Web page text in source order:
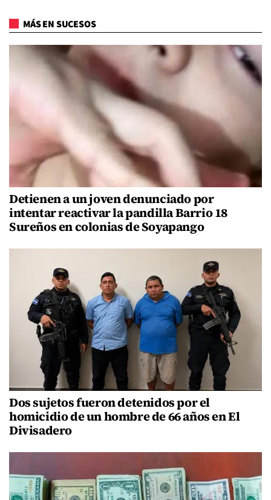
MÁS EN SUCESOS
Detienen a un joven denunciado por
intentar reactivar la pandilla Barrio 18
Sureños en colonias de Soyapango
Dos sujetos fueron detenidos por el
homicidio de un hombre de 66 años en El
Divisadero